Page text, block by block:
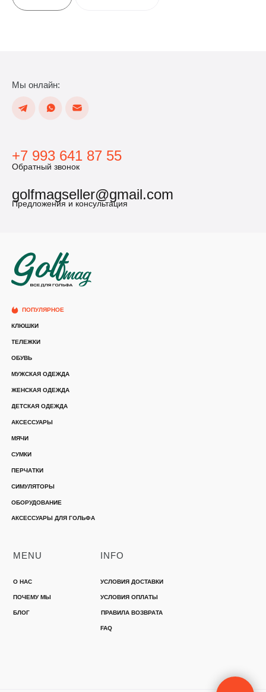
+7 993 641 87 55
Обратный звонок
golfmagseller@gmail.com
Предложения и консультация
О НАС
ПОЧЕМУ МЫ
MENU
БЛОГ
УСЛОВИЯ ДОСТАВКИ
УСЛОВИЯ ОПЛАТЫ
INFO
FAQ
Мы онлайн:
КЛЮШКИ
СУМКИ
ОБУВЬ
ПЕРЧАТКИ
ТЕЛЕЖКИ
АКСЕССУАРЫ ДЛЯ ГОЛЬФА
МЯЧИ
СИМУЛЯТОРЫ
ОБОРУДОВАНИЕ
МУЖСКАЯ ОДЕЖДА
ЖЕНСКАЯ ОДЕЖДА
ДЕТСКАЯ ОДЕЖДА
АКСЕССУАРЫ
ПОПУЛЯРНОЕ
ПРАВИЛА ВОЗВРАТА